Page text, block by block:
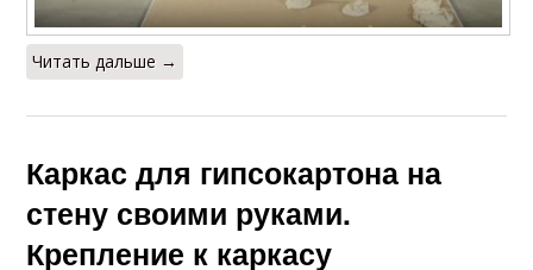
Читать дальше →
Каркас для гипсокартона на
стену своими руками.
Крепление к каркасу